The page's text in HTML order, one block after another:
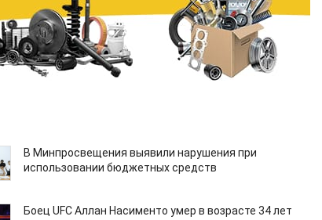
В Минпросвещения выявили нарушения при
использовании бюджетных средств
Боец UFC Аллан Насименто умер в возрасте 34 лет